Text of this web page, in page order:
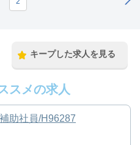
キープした求人を見る
スメの求人
助社員/H96287